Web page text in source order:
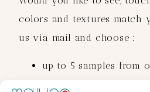
colors and textures match
us via mail and choose :
up to 5 samples from